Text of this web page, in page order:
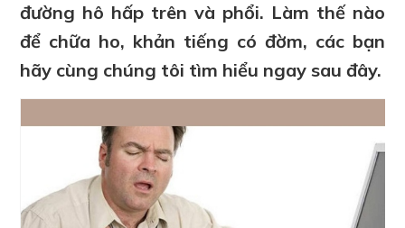
đường hô hấp trên và phổi. Làm thế nào
để chữa ho, khản tiếng có đờm, các bạn
hãy cùng chúng tôi tìm hiểu ngay sau đây.